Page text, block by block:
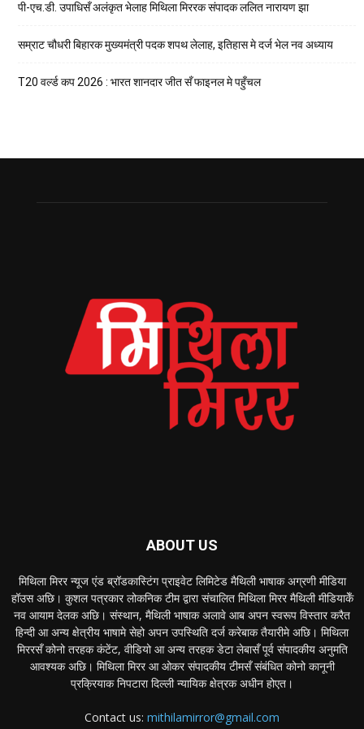
पी-एच.डी. उपाधिसँ अलंकृत भेलाह मिथिला मिररक संपादक ललित नारायण झा
सम्राट चौधरी बिहारक मुख्यमंत्री पदक शपथ लेलाह, इतिहास मे दर्ज भेल नव अध्याय
T20 वर्ल्ड कप 2026 : भारत शानदार जीत सँ फाइनल मे पहुँचल
ABOUT US
मिथिला मिरर न्यूज एंड ब्रॉडकास्टिंग प्राइवेट लिमिटेड मैथिली भाषाक अग्रणी मीडिया
हॉउस अछि। कुशल पत्रकार लोकनिक टीम द्वारा संचालित मिथिला मिरर मैथिली मीडियाकेँ
नव आयाम देलक अछि। संस्थान, मैथिली भाषाक अलावे आब अपन स्वरूप विस्तार करैत
हिन्दी आ अन्य क्षेत्रीय भाषामे सेहो अपन उपस्थिति दर्ज करेबाक तैयारीमे अछि। मिथिला
मिररसँ कोनो तरहक कंटेंट, वीडियो आ अन्य तरहक डेटा लेबासँ पूर्व संपादकीय अनुमति
आवश्यक अछि। मिथिला मिरर आ ओकर संपादकीय टीमसँ संबंधित कोनो कानूनी
प्रक्रियाक निपटारा दिल्ली न्यायिक क्षेत्रक अधीन होएत।
Contact us: mithilamirror@gmail.com